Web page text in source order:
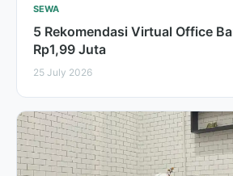
SEWA
5 Rekomendasi Virtual Office
Rp1,99 Juta
25 July 2026